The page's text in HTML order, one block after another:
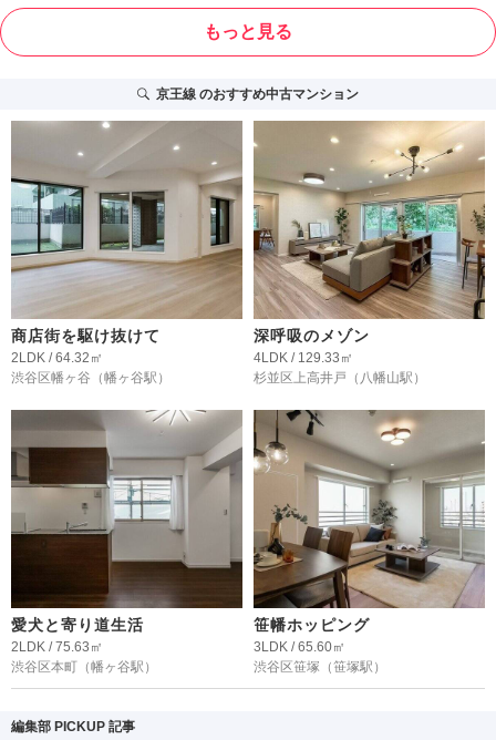
もっと見る
京王線のおすすめ中古マンション
商店街を駆け抜けて
2LDK / 64.32㎡
渋谷区幡ヶ谷 （幡ヶ谷駅）
深呼吸のメゾン
4LDK / 129.33㎡
杉並区上高井戸 （八幡山駅）
愛犬と寄り道生活
2LDK / 75.63㎡
渋谷区本町 （幡ヶ谷駅）
笹幡ホッピング
3LDK / 65.60㎡
渋谷区笹塚 （笹塚駅）
編集部 PICKUP 記事